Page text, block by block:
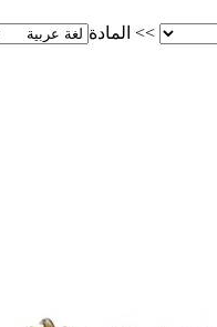
>> المادة